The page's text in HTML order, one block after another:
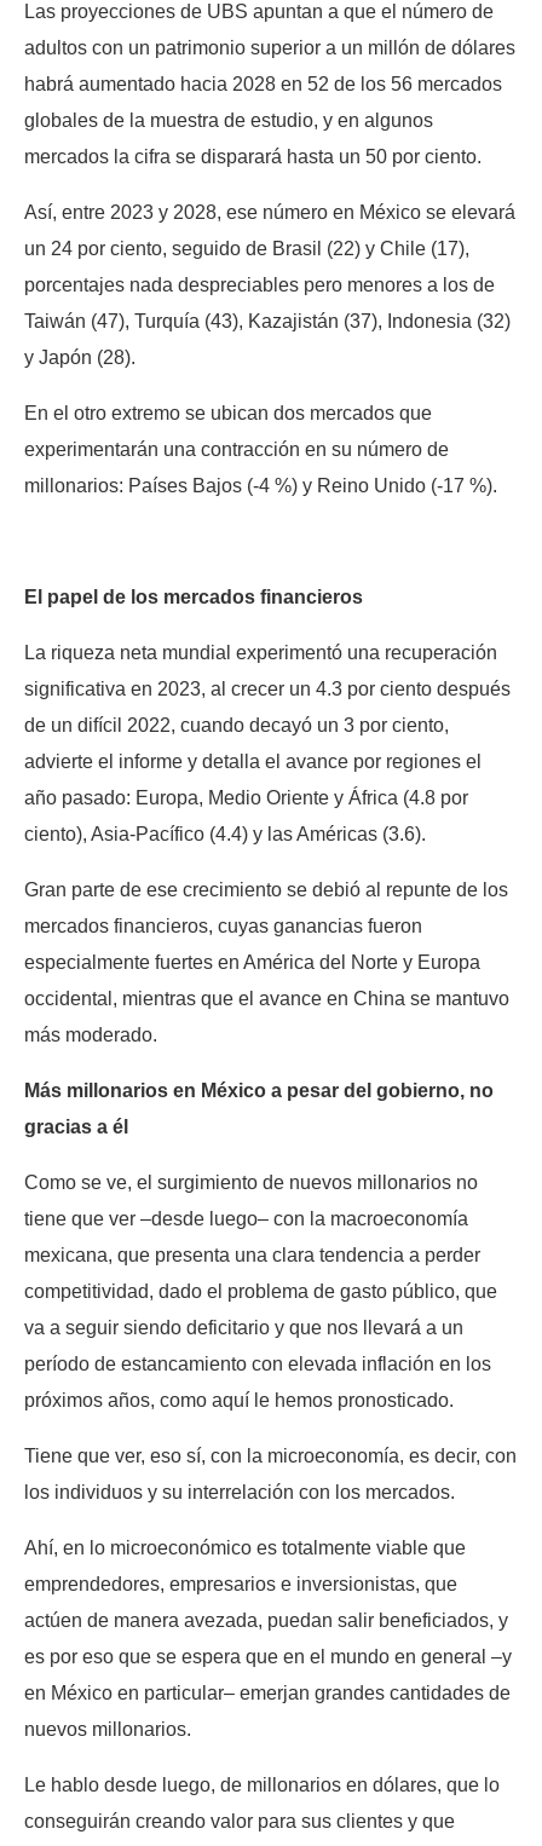
Las proyecciones de UBS apuntan a que el número de
adultos con un patrimonio superior a un millón de dólares
habrá aumentado hacia 2028 en 52 de los 56 mercados
globales de la muestra de estudio, y en algunos
mercados la cifra se disparará hasta un 50 por ciento.
Así, entre 2023 y 2028, ese número en México se elevará
un 24 por ciento, seguido de Brasil (22) y Chile (17),
porcentajes nada despreciables pero menores a los de
Taiwán (47), Turquía (43), Kazajistán (37), Indonesia (32)
y Japón (28).
En el otro extremo se ubican dos mercados que
experimentarán una contracción en su número de
millonarios: Países Bajos (-4 %) y Reino Unido (-17 %).
El papel de los mercados financieros
La riqueza neta mundial experimentó una recuperación
significativa en 2023, al crecer un 4.3 por ciento después
de un difícil 2022, cuando decayó un 3 por ciento,
advierte el informe y detalla el avance por regiones el
año pasado: Europa, Medio Oriente y África (4.8 por
ciento), Asia-Pacífico (4.4) y las Américas (3.6).
Gran parte de ese crecimiento se debió al repunte de los
mercados financieros, cuyas ganancias fueron
especialmente fuertes en América del Norte y Europa
occidental, mientras que el avance en China se mantuvo
más moderado.
Más millonarios en México a pesar del gobierno, no
gracias a él
Como se ve, el surgimiento de nuevos millonarios no
tiene que ver –desde luego– con la macroeconomía
mexicana, que presenta una clara tendencia a perder
competitividad, dado el problema de gasto público, que
va a seguir siendo deficitario y que nos llevará a un
período de estancamiento con elevada inflación en los
próximos años, como aquí le hemos pronosticado.
Tiene que ver, eso sí, con la microeconomía, es decir, con
los individuos y su interrelación con los mercados.
Ahí, en lo microeconómico es totalmente viable que
emprendedores, empresarios e inversionistas, que
actúen de manera avezada, puedan salir beneficiados, y
es por eso que se espera que en el mundo en general –y
en México en particular– emerjan grandes cantidades de
nuevos millonarios.
Le hablo desde luego, de millonarios en dólares, que lo
conseguirán creando valor para sus clientes y que